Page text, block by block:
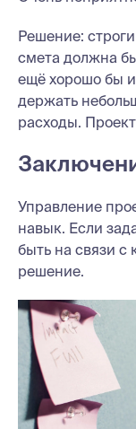
Решение:
смета должна
ещё хорошо бы
держать
расходы.
Управление
навык. Если
быть на связи с
решение.